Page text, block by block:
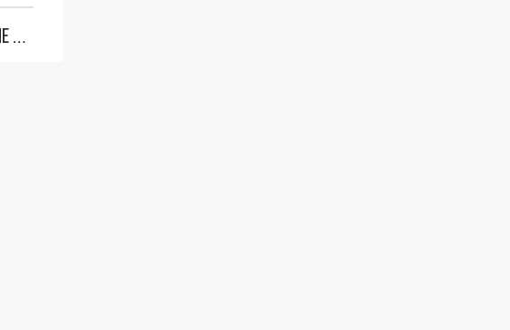
"ОЧЕНЬ ПЛОХИЕ НОВОСТИ": БОЛЬШАЯ ОШИБКА PALANTIR В РОССИИ. СТРАНЫ НАТО ВПЕРВЫЕ ЗА СВО ОСТАНОВИЛИ ПОСТАВКИ ОРУЖИЯ. ВСУ ТЕРЯЮТ ПРИГРАНИЧЬЕ?